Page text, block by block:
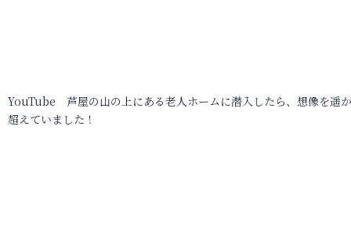
YouTube 芦屋の山の上にある老人ホームに潜入したら、想像を遥
超えていました！